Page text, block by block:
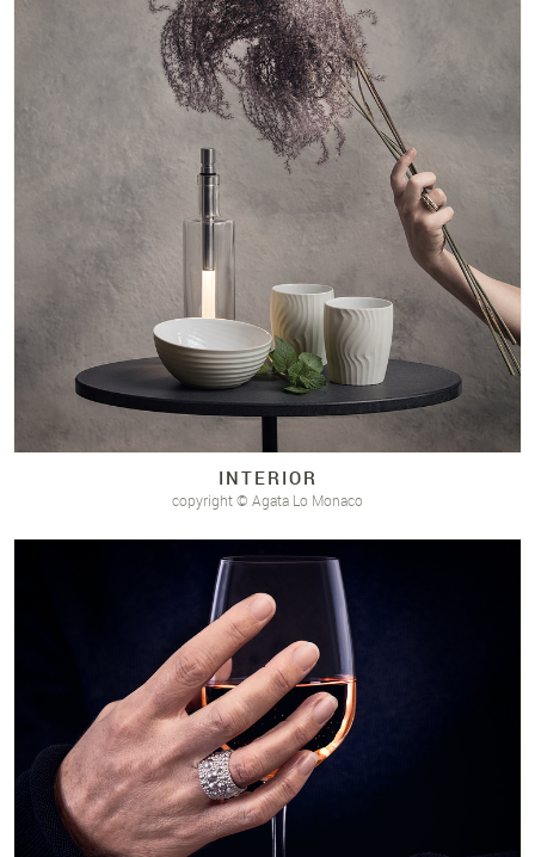
INTERIOR
copyright © Agata Lo Monaco